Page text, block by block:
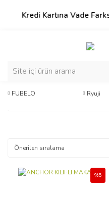
Kredi Kartına Vade
FUBELO Ryuji
%5